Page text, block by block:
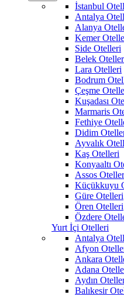
İstanbul
Antalya
Alanya
Kemer
Side Otelleri
Belek
Lara Otelleri
Bodrum
Çeşme
Kuşadası
Marmaris
Fethiye
Didim
Ayvalık
Kaş Otelleri
Konyaaltı
Assos
Küçükkuyu
Güre Otelleri
Ören Otelleri
Özdere
Yurt İçi Otelleri
Antalya
Afyon
Ankara
Adana
Aydın
Balıkesir